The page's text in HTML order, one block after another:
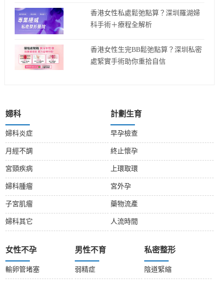
香港女性私處鬆弛點算？深圳羅湖婦
科手術＋療程全解析
香港女性生完BB鬆弛點算？深圳私密
處緊實手術助你重拾自信
婦科
婦科炎症
月經不調
宮頸疾病
婦科腫瘤
子宮肌瘤
婦科其它
計劃生育
早孕檢查
終止懷孕
上環取環
宮外孕
藥物流產
人流時間
女性不孕
輸卵管堵塞
男性不育
弱精症
私密整形
陰道緊縮